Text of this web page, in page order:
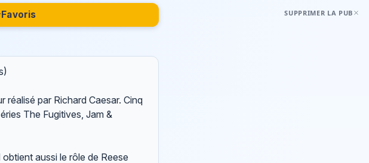
Favoris
par Richard Caesar. Cinq
The Fugitives, Jam &
aussi le rôle de Reese
SUPPRIMER LA PUB